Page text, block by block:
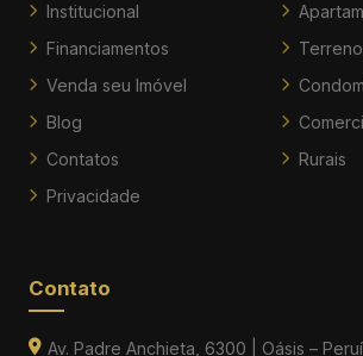
Institucional
Financiamentos
Venda seu Imóvel
Blog
Contatos
Privacidade
Rurais
Contato
Av. Padre Anchieta, 6300 | Oásis –